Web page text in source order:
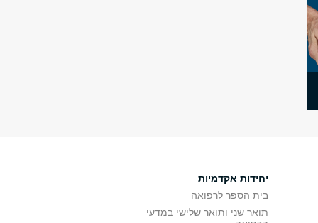
יחידות אקדמיות
בית הספר לרפואה
תואר שני ותואר שלישי במדעי